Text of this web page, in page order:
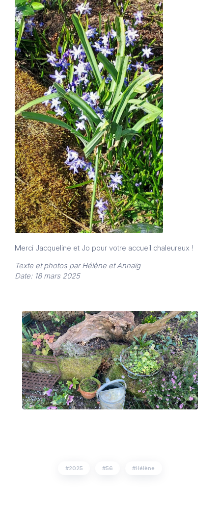
Merci Jacqueline et Jo pour votre accueil chaleureux !
Texte et photos par Hélène et Annaïg
Date: 18 mars 2025
2025 56 Hélène